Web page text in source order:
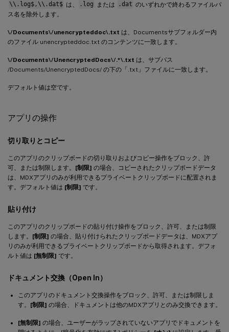
\\.log$,\\.dat$ は、 .log または .dat のいずれかで終わるファイルパ
ス名を除外します。
\/Documents\/unencrypteddoc\.txt は、Documentsサブフォルダー内
のファイル unencrypteddoc.txt のコンテンツに一致します。
\/Documents\/UnencryptedDocs\/.*\.txt は、サブパス
/Documents/UnencryptedDocs/ の下の「.txt」ファイルに一致します。
デフォルト値は空です。
アプリの操作
切り取りとコピー
このアプリのクリップボードの切り取りおよびコピー操作をブロック、許
可、または制限します。 [制限] の場合、コピーされたクリップボードデータ
は、MDXアプリのみが利用できるプライベートクリップボードに配置されま
す。デフォルト値は [制限] です。
貼り付け
このアプリのクリップボードの貼り付け操作をブロック、許可、または制限
します。 [制限] の場合、貼り付けられたクリップボードデータは、MDXアプ
リのみが利用できるプライベートクリップボードから取得されます。デフォ
ルト値は [無制限] です。
ドキュメント交換（Open In）
このアプリのドキュメント交換操作をブロック、許可、または制限しま
す。 [制限] の場合、ドキュメントは他のMDXアプリとのみ交換できます。
[無制限] の場合、ユーザーがラップされていないアプリでドキュメントを